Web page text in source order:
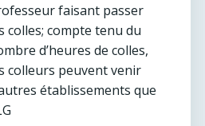
faisant passer
colles; compte tenu du
d’heures de colles,
colleurs peuvent venir
établissements que